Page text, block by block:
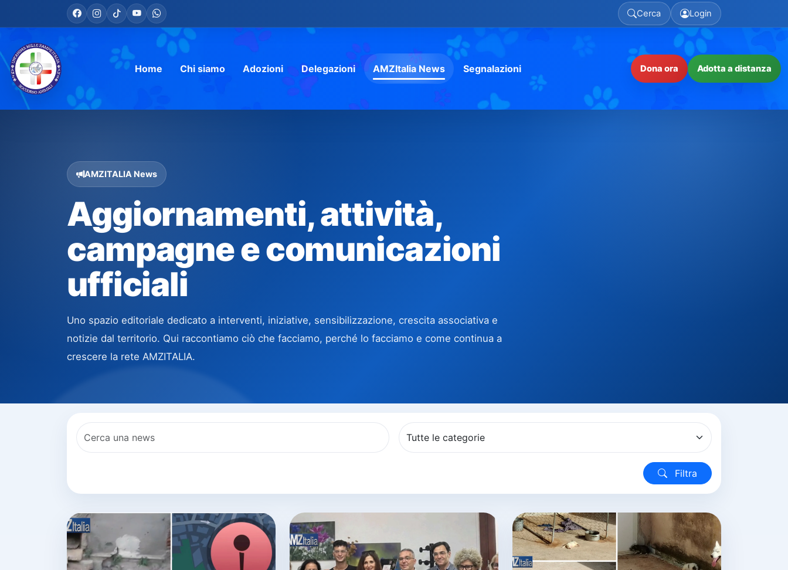
Cerca Login
Home Chi siamo Adozioni Delegazioni AMZItalia News Segnalazioni Dona ora Adotta a distanza
AMZITALIA News
Aggiornamenti, attività,
campagne e comunicazioni
ufficiali
Uno spazio editoriale dedicato a interventi, iniziative, sensibilizzazione, crescita associativa e
notizie dal territorio. Qui raccontiamo ciò che facciamo, perché lo facciamo e come continua a
crescere la rete AMZITALIA.
Filtra